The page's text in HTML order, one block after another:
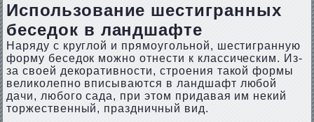
Использование шестигранных
беседок в ландшафте
Наряду с круглой и прямоугольной, шестигранную
форму беседок можно отнести к классическим. Из-
за своей декоративности, строения такой формы
великолепно вписываются в ландшафт любой
дачи, любого сада, при этом придавая им некий
торжественный, праздничный вид.